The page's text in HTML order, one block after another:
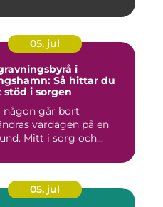
05. jul
i
Så hittar du
stöd i sorgen
någon går bort
vardagen på en
Mitt i sorg och...
05. jul